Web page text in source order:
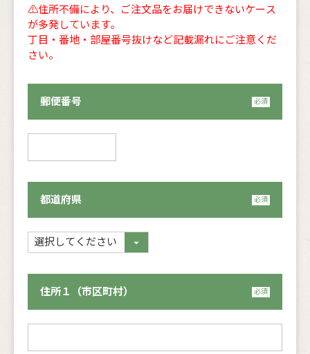
⚠住所不備により、ご注文品をお届けできないケース
が多発しています。
丁目・番地・部屋番号抜けなど記載漏れにご注意くだ
さい️。
郵便番号
都道府県
住所１（市区町村）